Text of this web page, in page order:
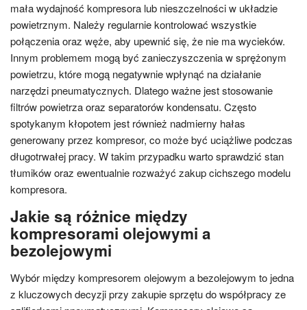
mała wydajność kompresora lub nieszczelności w układzie
powietrznym. Należy regularnie kontrolować wszystkie
połączenia oraz węże, aby upewnić się, że nie ma wycieków.
Innym problemem mogą być zanieczyszczenia w sprężonym
powietrzu, które mogą negatywnie wpłynąć na działanie
narzędzi pneumatycznych. Dlatego ważne jest stosowanie
filtrów powietrza oraz separatorów kondensatu. Często
spotykanym kłopotem jest również nadmierny hałas
generowany przez kompresor, co może być uciążliwe podczas
długotrwałej pracy. W takim przypadku warto sprawdzić stan
tłumików oraz ewentualnie rozważyć zakup cichszego modelu
kompresora.
Jakie są różnice między
kompresorami olejowymi a
bezolejowymi
Wybór między kompresorem olejowym a bezolejowym to jedna
z kluczowych decyzji przy zakupie sprzętu do współpracy ze